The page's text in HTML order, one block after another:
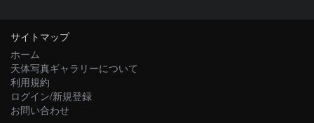
サイトマップ
ホーム
天体写真ギャラリーについて
利用規約
ログイン/新規登録
お問い合わせ